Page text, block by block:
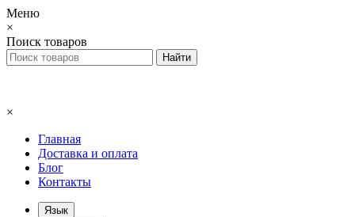
Меню
×
Поиск товаров
×
Главная
Доставка и оплата
Блог
Контакты
Язык